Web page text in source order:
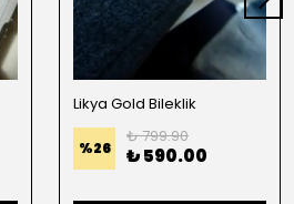
Likya Gold Bileklik
%26
₺ 799.90
₺ 590.00